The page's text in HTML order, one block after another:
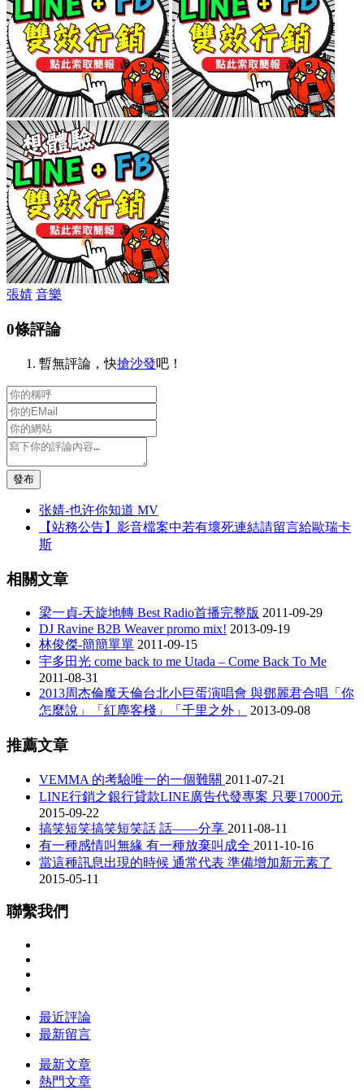
張婧 音樂
0條評論
暫無評論，快搶沙發吧！
發布
张婧-也许你知道 MV
【站務公告】影音檔案中若有壞死連結請留言給歐瑞卡
斯
相關文章
梁一貞-天旋地轉 Best Radio首播完整版 2011-09-29
DJ Ravine B2B Weaver promo mix! 2013-09-19
林俊傑-簡簡單單 2011-09-15
宇多田光 come back to me Utada – Come Back To Me
2011-08-31
2013周杰倫魔天倫台北小巨蛋演唱會 與鄧麗君合唱「你
怎麼說」「紅塵客棧」「千里之外」
2013-09-08
推薦文章
VEMMA 的考驗唯一的一個難關 2011-07-21
LINE行銷之銀行貸款LINE廣告代發專案 只要17000元
2015-09-22
搞笑短笑搞笑短笑話 話——分享 2011-08-11
有一種感情叫無緣 有一種放棄叫成全 2011-10-16
當這種訊息出現的時候 通常代表 準備增加新元素了
2015-05-11
聯繫我們
最近評論
最新留言
最新文章
熱門文章